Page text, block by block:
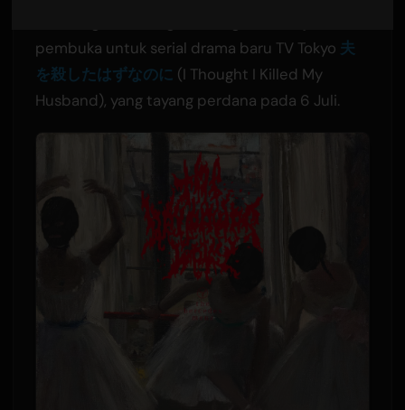
pembuka untuk serial drama baru TV Tokyo 夫
を殺したはずなのに (I Thought I Killed My
Husband), yang tayang perdana pada 6 Juli.